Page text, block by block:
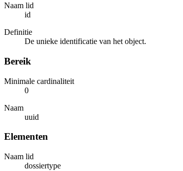
Naam lid
id
Definitie
De unieke identificatie van het object.
Bereik
Minimale cardinaliteit
0
Naam
uuid
Elementen
Naam lid
dossiertype